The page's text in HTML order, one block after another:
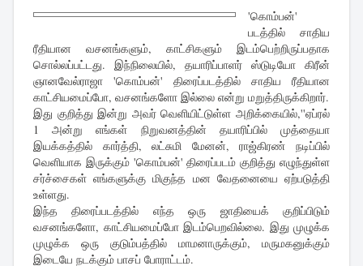
'கொம்பன்'
படத்தில் சாதிய
ரீதியான வசனங்களும், காட்சிகளும் இடம்பெற்றிருப்பதாக
சொல்லப்பட்டது. இந்நிலையில், தயாரிப்பாளர் ஸ்டுடியோ கிரீன்
ஞானவேல்ராஜா 'கொம்பன்' திரைப்படத்தில் சாதிய ரீதியான
காட்சியமைப்போ, வசனங்களோ இல்லை என்று மறுத்திருக்கிறார்.
இது குறித்து இன்று அவர் வெளியிட்டுள்ள அறிக்கையில்,''ஏப்ரல்
1 அன்று எங்கள் நிறுவனத்தின் தயாரிப்பில் முத்தையா
இயக்கத்தில் கார்த்தி, லட்சுமி மேனன், ராஜ்கிரண் நடிப்பில்
வெளியாக இருக்கும் 'கொம்பன்' திரைப்படம் குறித்து எழுந்துள்ள
சர்ச்சைகள் எங்களுக்கு மிகுந்த மன வேதனையை ஏற்படுத்தி
உள்ளது.
இந்த திரைப்படத்தில் எந்த ஒரு ஜாதியைக் குறிப்பிடும்
வசனங்களோ, காட்சியமைப்போ இடம்பெறவில்லை. இது முழுக்க
முழுக்க ஒரு குடும்பத்தில் மாமனாருக்கும், மருமகனுக்கும்
இடையே நடக்கும் பாசப் போராட்டம்.